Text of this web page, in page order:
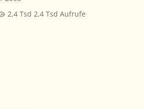
2,4 Tsd Aufrufe